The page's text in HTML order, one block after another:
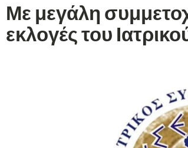
Με μεγάλη
εκλογές του